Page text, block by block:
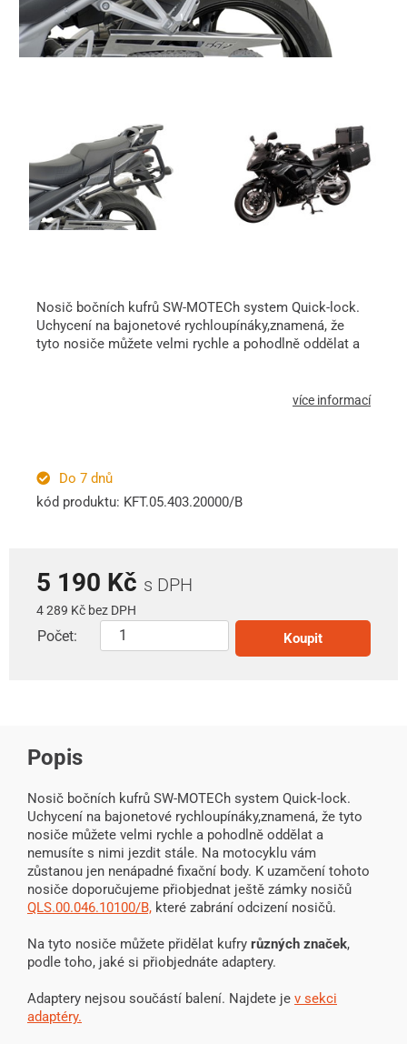
Nosič bočních kufrů SW-MOTECh system Quick-lock.
Uchycení na bajonetové rychloupínáky,znamená, že
tyto nosiče můžete velmi rychle a pohodlně oddělat a
více informací
Do 7 dnů
kód produktu: KFT.05.403.20000/B
5 190 Kč s DPH
4 289 Kč bez DPH
Počet: Koupit
Popis
Nosič bočních kufrů SW-MOTECh system Quick-lock.
Uchycení na bajonetové rychloupínáky,znamená, že tyto
nosiče můžete velmi rychle a pohodlně oddělat a
nemusíte s nimi jezdit stále. Na motocyklu vám
zůstanou jen nenápadné fixační body. K uzamčení tohoto
nosiče doporučujeme přiobjednat ještě zámky nosičů
QLS.00.046.10100/B, které zabrání odcizení nosičů.
Na tyto nosiče můžete přidělat kufry různých značek,
podle toho, jaké si přiobjednáte adaptery.
Adaptery nejsou součástí balení. Najdete je v sekci
adaptéry.